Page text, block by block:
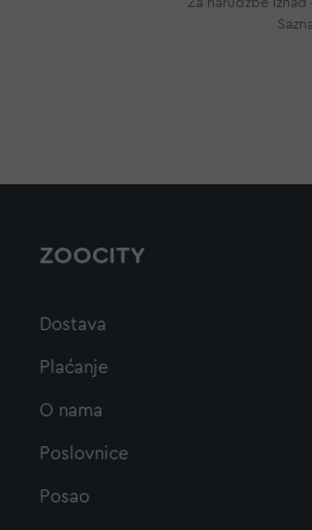
ZOOCITY
Dostava
Plaćanje
O nama
Poslovnice
Posao